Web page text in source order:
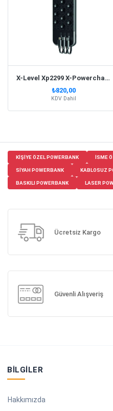
X-Level Xp2299 X-Powercharge 10000 Mah Wireless Charge Siyah Powerbank
₺820,00
KDV Dahil
KIŞIYE ÖZEL POWERBANK ISME
SIYAH POWERBANK KABLOSUZ
BASKILI POWERBANK LASER
Ücretsiz Kargo
Güvenli Alışveriş
BILGILER
Hakkımızda